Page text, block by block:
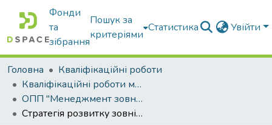
Фонди
та
зібрання
Пошук за
критеріями
Статистика Увійти
Головна
Кваліфікаційні роботи
Кваліфікаційні роботи магістрів
ОПП "Менеджмент зовнішньоекономічної діяльності"
Стратегія розвитку зовнішньоекономічної діяльності підприємства